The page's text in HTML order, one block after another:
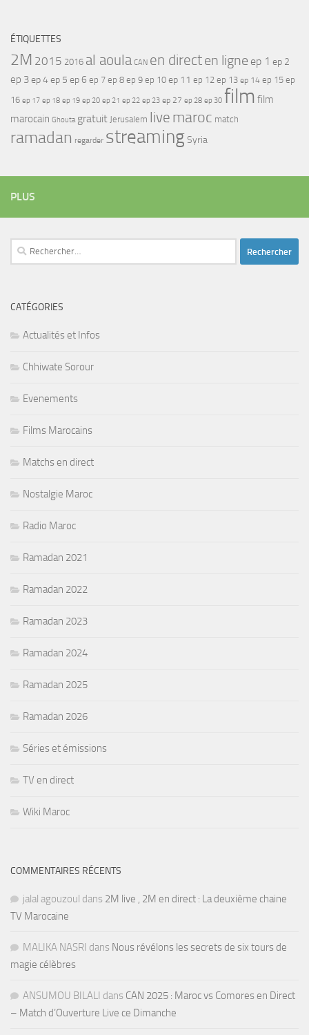
ÉTIQUETTES
2M 2015 2016 al aoula CAN en directen ligne ep 1 ep 2
ep 3ep 4ep 5 ep 6 ep 7 ep 8 ep 9 ep 10 ep 11 ep 12 ep 13 ep 14 ep 15 ep
16 ep 17 ep 18 ep 19 ep 20 ep 21 ep 22 ep 23 ep 27 ep 28 ep 30 film film
marocain Ghouta gratuit Jerusalem live maroc match
ramadan regarder streamingSyria
PLUS
Rechercher :
CATÉGORIES
Actualités et Infos
Chhiwate Sorour
Evenements
Films Marocains
Matchs en direct
Nostalgie Maroc
Radio Maroc
Ramadan 2021
Ramadan 2022
Ramadan 2023
Ramadan 2024
Ramadan 2025
Ramadan 2026
Séries et émissions
TV en direct
Wiki Maroc
COMMENTAIRES RÉCENTS
jalal agouzoul dans 2M live , 2M en direct : La deuxième chaine
TV Marocaine
MALIKA NASRI dans Nous révélons les secrets de six tours de
magie célèbres
ANSUMOU BILALI dans CAN 2025 : Maroc vs Comores en Direct
– Match d’Ouverture Live ce Dimanche